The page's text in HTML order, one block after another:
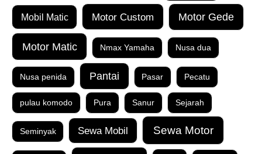
Mobil Matic Motor Custom Motor Gede
Motor Matic Nmax Yamaha Nusa dua
Nusa penida Pantai Pasar Pecatu
pulau komodo Pura Sanur Sejarah
Seminyak Sewa Mobil Sewa Motor